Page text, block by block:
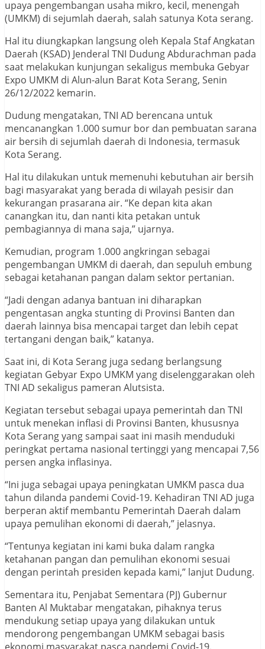
upaya pengembangan usaha mikro, kecil, menengah
(UMKM) di sejumlah daerah, salah satunya Kota serang.
Hal itu diungkapkan langsung oleh Kepala Staf Angkatan
Daerah (KSAD) Jenderal TNI Dudung Abdurachman pada
saat melakukan kunjungan sekaligus membuka Gebyar
Expo UMKM di Alun-alun Barat Kota Serang, Senin
26/12/2022 kemarin.
Dudung mengatakan, TNI AD berencana untuk
mencanangkan 1.000 sumur bor dan pembuatan sarana
air bersih di sejumlah daerah di Indonesia, termasuk
Kota Serang.
Hal itu dilakukan untuk memenuhi kebutuhan air bersih
bagi masyarakat yang berada di wilayah pesisir dan
kekurangan prasarana air. “Ke depan kita akan
canangkan itu, dan nanti kita petakan untuk
pembagiannya di mana saja,” ujarnya.
Kemudian, program 1.000 angkringan sebagai
pengembangan UMKM di daerah, dan sepuluh embung
sebagai ketahanan pangan dalam sektor pertanian.
“Jadi dengan adanya bantuan ini diharapkan
pengentasan angka stunting di Provinsi Banten dan
daerah lainnya bisa mencapai target dan lebih cepat
tertangani dengan baik,” katanya.
Saat ini, di Kota Serang juga sedang berlangsung
kegiatan Gebyar Expo UMKM yang diselenggarakan oleh
TNI AD sekaligus pameran Alutsista.
Kegiatan tersebut sebagai upaya pemerintah dan TNI
untuk menekan inflasi di Provinsi Banten, khususnya
Kota Serang yang sampai saat ini masih menduduki
peringkat pertama nasional tertinggi yang mencapai 7,56
persen angka inflasinya.
“Ini juga sebagai upaya peningkatan UMKM pasca dua
tahun dilanda pandemi Covid-19. Kehadiran TNI AD juga
berperan aktif membantu Pemerintah Daerah dalam
upaya pemulihan ekonomi di daerah,” jelasnya.
“Tentunya kegiatan ini kami buka dalam rangka
ketahanan pangan dan pemulihan ekonomi sesuai
dengan perintah presiden kepada kami,” lanjut Dudung.
Sementara itu, Penjabat Sementara (PJ) Gubernur
Banten Al Muktabar mengatakan, pihaknya terus
mendukung setiap upaya yang dilakukan untuk
mendorong pengembangan UMKM sebagai basis